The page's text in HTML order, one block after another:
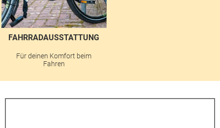
FAHRRADAUSSTATTUNG
Für deinen Komfort beim
Fahren